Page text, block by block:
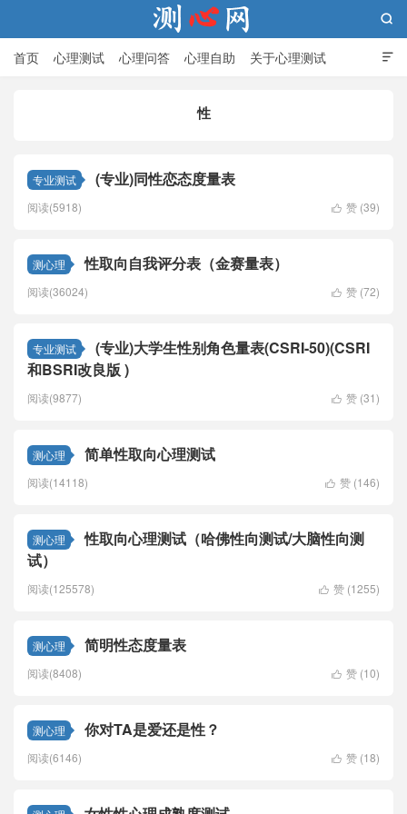

首页 心理测试 心理问答 心理自助 关于心理测试

性
专业测试 (专业)同性恋态度量表
 赞 (39)
阅读(5918)
测心理 性取向自我评分表（金赛量表）
 赞 (72)
阅读(36024)
专业测试
(专业)大学生性别角色量表(CSRI-50)(CSRI
和BSRI改良版 )
 赞 (31)
阅读(9877)
测心理 简单性取向心理测试
 赞 (146)
阅读(14118)
测心理
性取向心理测试（哈佛性向测试/大脑性向测
试）
 赞 (1255)
阅读(125578)
测心理 简明性态度量表
 赞 (10)
阅读(8408)
测心理 你对TA是爱还是性？
 赞 (18)
阅读(6146)